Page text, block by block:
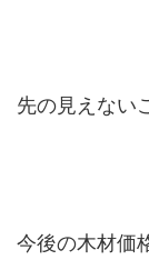
先の見えない
今後の木材価